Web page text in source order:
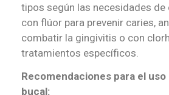
tipos según las necesidades de
con flúor para prevenir caries,
combatir la gingivitis o con
tratamientos específicos.
Recomendaciones para el uso
bucal: